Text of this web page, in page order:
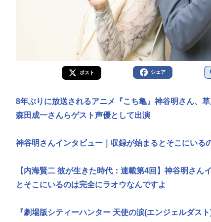
ポスト シェア
8年ぶりに放送されるアニメ『こち亀』神谷明さん、草
森田成一さんらゲスト声優として出演
神谷明さんインタビュー｜収録が始まるとそこにいる
【内海賢二 彼が生きた時代：連載第4回】神谷明さん
とそこにいるのは完全にラオウなんですよ
『劇場版シティーハンター 天使の涙(エンジェルダス